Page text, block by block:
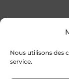
Nous utilisons des
service.
Politique